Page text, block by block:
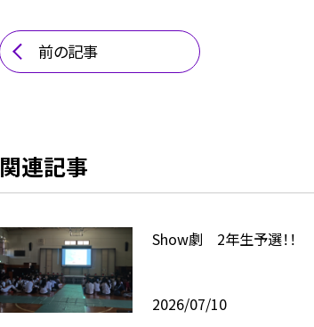
前の記事
関連記事
Show劇 2年生予選！！
2026/07/10